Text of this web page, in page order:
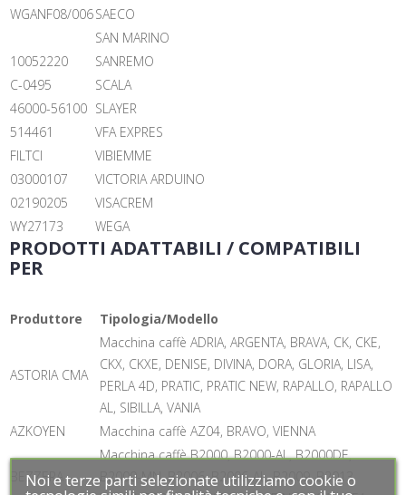
WGANF08/006SAECO
SAN MARINO
10052220
SANREMO
C-0495
SCALA
46000-56100 SLAYER
514461
VFA EXPRES
FILTCI
VIBIEMME
03000107
VICTORIA ARDUINO
02190205
VISACREM
WY27173
WEGA
PRODOTTI ADATTABILI / COMPATIBILI
PER
Produttore Tipologia/Modello
ASTORIA CMA
Macchina caffè ADRIA, ARGENTA, BRAVA, CK, CKE,
CKX, CKXE, DENISE, DIVINA, DORA, GLORIA, LISA,
PERLA 4D, PRATIC, PRATIC NEW, RAPALLO, RAPALLO
AL, SIBILLA, VANIA
AZKOYEN
Macchina caffè AZ04, BRAVO, VIENNA
BEZZERA
Macchina caffè B2000, B2000-AL, B2000DE,
B2000-MN, B2006, B2006-AL, B2009, B2013,
Noi e terze parti selezionate utilizziamo cookie o
Noi e terze parti selezionate utilizziamo cookie o